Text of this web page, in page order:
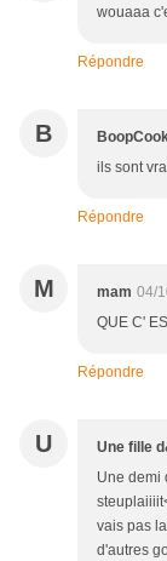
wouaaa
Répondre
B
ils sont
Répondre
M mam 04/
QUE C'
Répondre
U Une fille
Une demi
vais pas
d'autres